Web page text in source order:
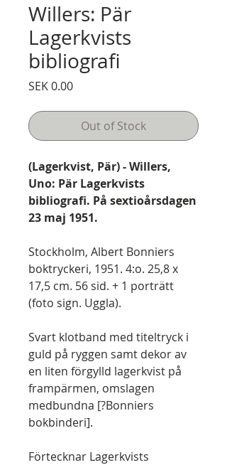
Willers: Pär
Lagerkvists
bibliografi
SEK 0.00Price
Out of Stock
(Lagerkvist, Pär) - Willers,
Uno: Pär Lagerkvists
bibliografi. På sextioårsdagen
23 maj 1951.
Stockholm, Albert Bonniers
boktryckeri, 1951. 4:o. 25,8 x
17,5 cm. 56 sid. + 1 porträtt
(foto sign. Uggla).
Svart klotband med titeltryck i
guld på ryggen samt dekor av
en liten förgylld lagerkvist på
frampärmen, omslagen
medbundna [?Bonniers
bokbinderi].
Förtecknar Lagerkvists